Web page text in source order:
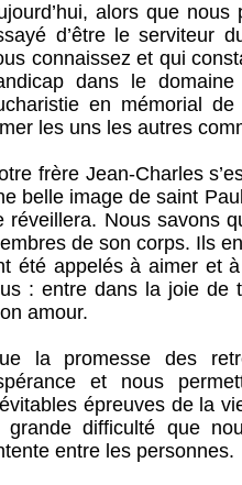
alors que
d’être le serviteur
connaissez et qui
dans le
en mémorial
les uns les autres
frère Jean-Charles
belle image de saint
réveillera. Nous savons
de son corps. Ils
été appelés à aimer et
: entre dans la joie de
amour.
la promesse des
et nous
épreuves de la
grande difficulté que
entre les personnes.